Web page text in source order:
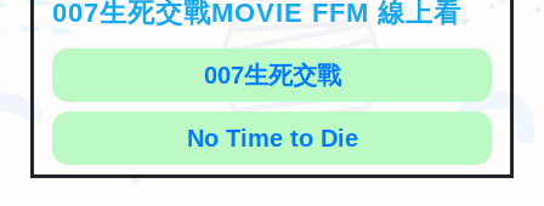
007生死交戰MOVIE FFM 線上看
007生死交戰
No Time to Die